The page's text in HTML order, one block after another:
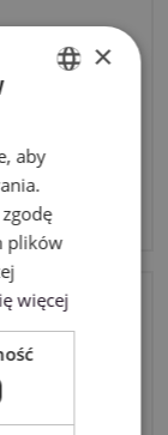
POLISH
×
aby
plików
więcej